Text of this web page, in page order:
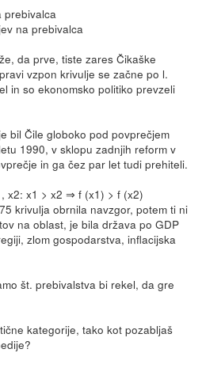
prebivalca
na prebivalca
da prve, tiste zares Čikaške
vzpon krivulje se začne po l.
in so ekonomsko politiko prevzeli
bil Čile globoko pod povprečjem
1990, v sklopu zadnjih reform v
in ga čez par let tudi prehiteli.
x2: x1 > x2 ⇒ f (x1) > f (x2)
krivulja obrnila navzgor, potem ti ni
na oblast, je bila država po GDP
zlom gospodarstva, inflacijska
št. prebivalstva bi rekel, da gre
kategorije, tako kot pozabljaš